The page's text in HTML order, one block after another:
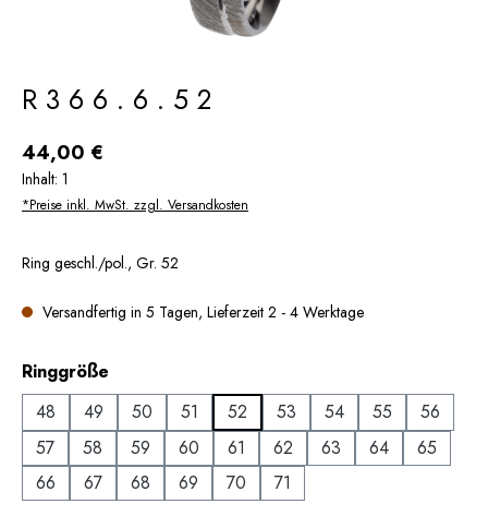
R366.6.52
Regulärer Preis:
44,00 €
Inhalt: 1
*Preise inkl. MwSt. zzgl. Versandkosten
Ring geschl./pol., Gr. 52
Versandfertig in 5 Tagen, Lieferzeit 2 - 4 Werktage
Ringgröße
48
49 50 51 52 53 54 55
56
57
58 59 60 61 62 63 64
65
66
67 68 69 70
71